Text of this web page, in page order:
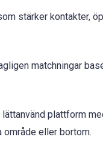
stärker kontakter,
matchningar
lättanvänd plattform
eller bortom.